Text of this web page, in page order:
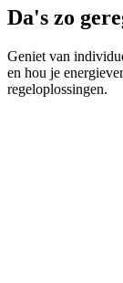
Da's zo
Geniet van
en hou je
regeloplossingen.